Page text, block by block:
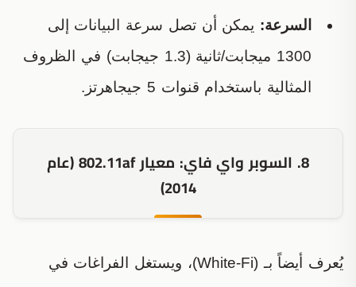
السرعة: يمكن أن تصل سرعة البيانات إلى
1300 ميجابت/ثانية (1.3 جيجابت) في الظروف
المثالية باستخدام قنوات 5 جيجاهرتز.
8. السوبر واي فاي: معيار 802.11af (عام
2014)
يُعرف أيضاً بـ (White-Fi)، ويستغل الفراغات في